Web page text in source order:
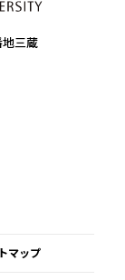
三蔵
マップ